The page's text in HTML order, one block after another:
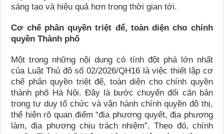
sáng tạo và hiệu quả hơn trong thời gian tới.
Cơ chế phân quyền triệt để, toàn diện cho chính
quyền Thành phố
Một trong những nội dung có tính đột phá lớn nhất
của Luật Thủ đô số 02/2026/QH16 là việc thiết lập cơ
chế phân quyền triệt để, toàn diện cho chính quyền
thành phố Hà Nội. Đây là bước chuyển đổi căn bản
trong tư duy tổ chức và vận hành chính quyền đô thị,
thể hiện rõ quan điểm “địa phương quyết, địa phương
làm, địa phương chịu trách nhiệm”. Theo đó, chính